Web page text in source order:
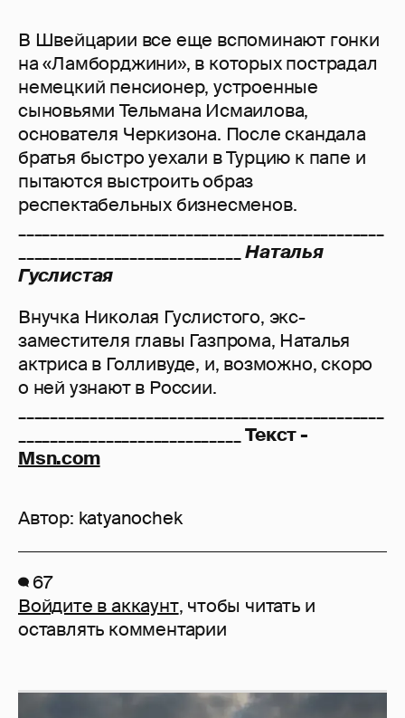
В Швейцарии все еще вспоминают гонки
на «Ламборджини», в которых пострадал
немецкий пенсионер, устроенные
сыновьями Тельмана Исмаилова,
основателя Черкизона. После скандала
братья быстро уехали в Турцию к папе и
пытаются выстроить образ
респектабельных бизнесменов.
______________________________________________
____________________________Наталья
Гуслистая
Внучка Николая Гуслистого, экс-
заместителя главы Газпрома, Наталья
актриса в Голливуде, и, возможно, скоро
о ней узнают в России.
______________________________________________
____________________________Текст -
Msn.com
Автор: katyanochek
67
Войдите в аккаунт, чтобы читать и
оставлять комментарии